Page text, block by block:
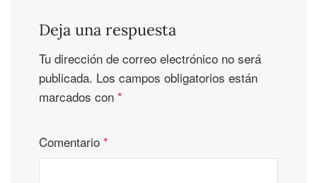
Deja una respuesta
Tu dirección de correo electrónico no será
publicada. Los campos obligatorios están
marcados con *
Comentario *